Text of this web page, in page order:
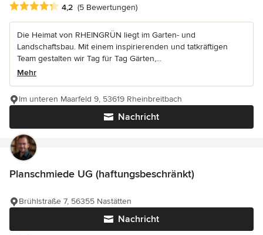
Durchschnittliche Bewertung: 4.2 von 5 Sternen
4,2 (5 Bewertungen)
Die Heimat von RHEINGRÜN liegt im Garten- und
Landschaftsbau. Mit einem inspirierenden und tatkräftigen
Team gestalten wir Tag für Tag Gärten,...
Mehr
Nachricht
Im unteren Maarfeld 9, 53619 Rheinbreitbach
Planschmiede UG (haftungsbeschränkt)
Nachricht
Brühlstraße 7, 56355 Nastätten